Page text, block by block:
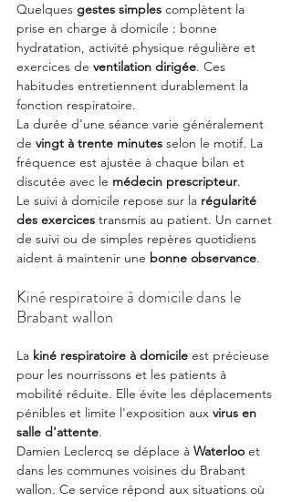
Quelques gestes simples complètent la
prise en charge à domicile : bonne
hydratation, activité physique régulière et
exercices de ventilation dirigée. Ces
habitudes entretiennent durablement la
fonction respiratoire.
La durée d'une séance varie généralement
de vingt à trente minutes selon le motif. La
fréquence est ajustée à chaque bilan et
discutée avec le médecin prescripteur.
Le suivi à domicile repose sur la régularité
des exercices transmis au patient. Un carnet
de suivi ou de simples repères quotidiens
aident à maintenir une bonne observance.
Kiné respiratoire à domicile dans le
Brabant wallon
La kiné respiratoire à domicile est précieuse
pour les nourrissons et les patients à
mobilité réduite. Elle évite les déplacements
pénibles et limite l'exposition aux virus en
salle d'attente.
Damien Leclercq se déplace à Waterloo et
dans les communes voisines du Brabant
wallon. Ce service répond aux situations où